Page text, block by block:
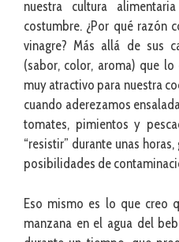
nuestra cultura
costumbre. ¿Por qué razón
vinagre? Más allá de sus
(sabor, color, aroma) que
muy atractivo para nuestra
cuando aderezamos
tomates, pimientos y
“resistir” durante unas
posibilidades de
Eso mismo es lo que creo
manzana en el agua del